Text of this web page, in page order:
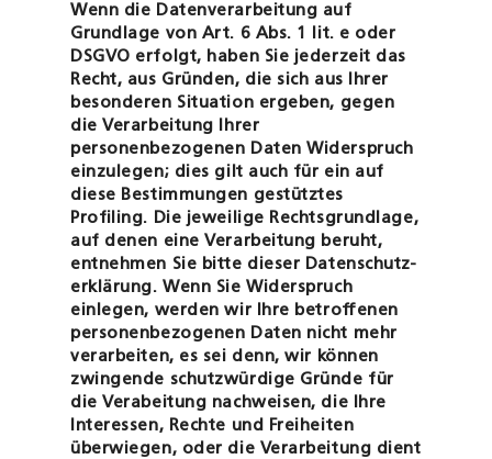
Wenn die Datenverarbeitung auf
Grundlage von Art. 6 Abs. 1 lit. e oder
DSGVO erfolgt, haben Sie jederzeit das
Recht, aus Gründen, die sich aus Ihrer
beson­deren Situation ergeben, gegen
die Verarbeitung Ihrer
personenbezogenen Daten Widerspruch
einzulegen; dies gilt auch für ein auf
diese Bestimmungen gestütztes
Profiling. Die jeweilige Rechtsgrundlage,
auf denen eine Verarbeitung beruht,
entnehmen Sie bitte dieser Datenschutz­
erklärung. Wenn Sie Widerspruch
einlegen, werden wir Ihre betroffenen
personenbezogenen Daten nicht mehr
verarbeiten, es sei denn, wir können
zwingende schutzwürdige Gründe für
die Verabeitung nachweisen, die Ihre
Interessen, Rechte und Freiheiten
überwiegen, oder die Verarbeitung dient